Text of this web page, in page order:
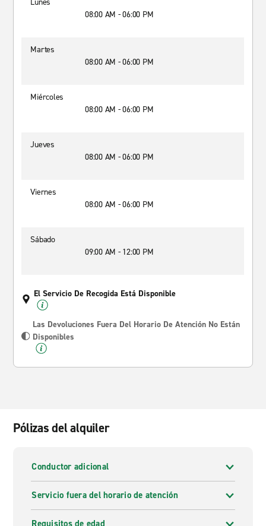
08:00 AM - 06:00 PM
Martes
08:00 AM - 06:00 PM
Miércoles
08:00 AM - 06:00 PM
Jueves
08:00 AM - 06:00 PM
Viernes
08:00 AM - 06:00 PM
Sábado
09:00 AM - 12:00 PM
El Servicio De Recogida Está Disponible
Las Devoluciones Fuera Del Horario De Atención No Están
Disponibles
Pólizas del alquiler
Conductor adicional
Servicio fuera del horario de atención
Requisitos de edad